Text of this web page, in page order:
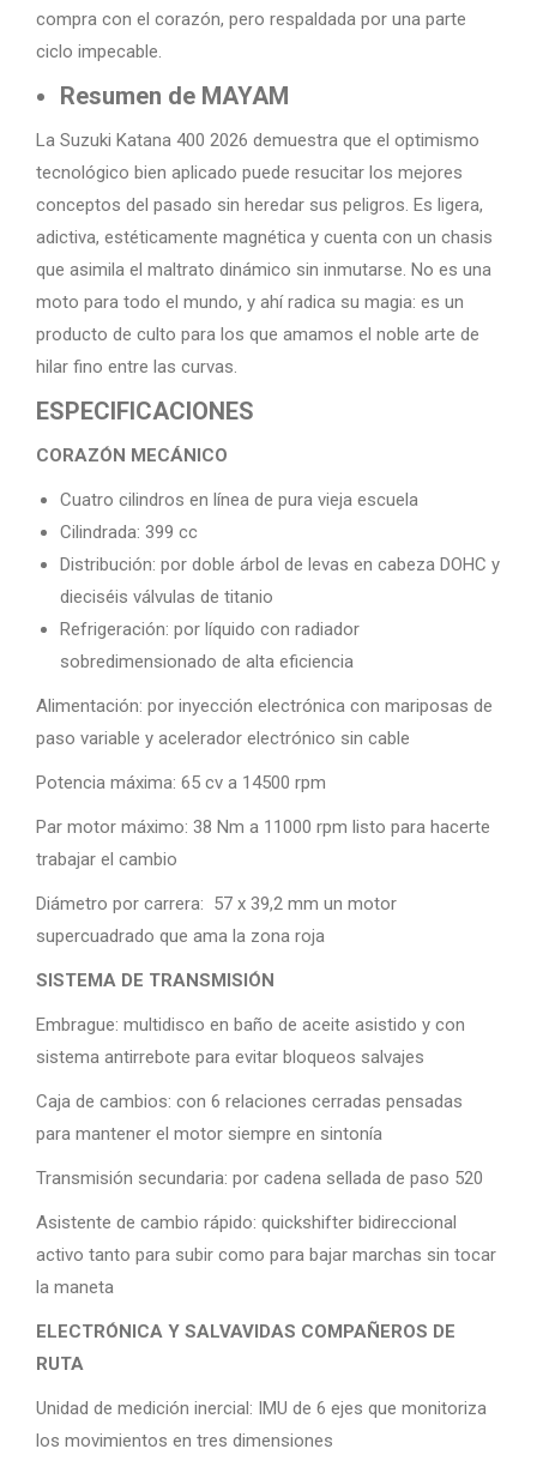
compra con el corazón, pero respaldada por una parte
ciclo impecable.
Resumen de MAYAM
La Suzuki Katana 400 2026 demuestra que el optimismo
tecnológico bien aplicado puede resucitar los mejores
conceptos del pasado sin heredar sus peligros. Es ligera,
adictiva, estéticamente magnética y cuenta con un chasis
que asimila el maltrato dinámico sin inmutarse. No es una
moto para todo el mundo, y ahí radica su magia: es un
producto de culto para los que amamos el noble arte de
hilar fino entre las curvas.
ESPECIFICACIONES
CORAZÓN MECÁNICO
Cuatro cilindros en línea de pura vieja escuela
Cilindrada: 399 cc
Distribución: por doble árbol de levas en cabeza DOHC y
dieciséis válvulas de titanio
Refrigeración: por líquido con radiador
sobredimensionado de alta eficiencia
Alimentación: por inyección electrónica con mariposas de
paso variable y acelerador electrónico sin cable
Potencia máxima: 65 cv a 14500 rpm
Par motor máximo: 38 Nm a 11000 rpm listo para hacerte
trabajar el cambio
Diámetro por carrera: 57 x 39,2 mm un motor
supercuadrado que ama la zona roja
SISTEMA DE TRANSMISIÓN
Embrague: multidisco en baño de aceite asistido y con
sistema antirrebote para evitar bloqueos salvajes
Caja de cambios: con 6 relaciones cerradas pensadas
para mantener el motor siempre en sintonía
Transmisión secundaria: por cadena sellada de paso 520
Asistente de cambio rápido: quickshifter bidireccional
activo tanto para subir como para bajar marchas sin tocar
la maneta
ELECTRÓNICA Y SALVAVIDAS COMPAÑEROS DE
RUTA
Unidad de medición inercial: IMU de 6 ejes que monitoriza
los movimientos en tres dimensiones